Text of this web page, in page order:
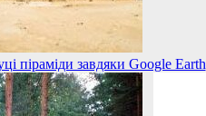
піраміди завдяки Google Earth